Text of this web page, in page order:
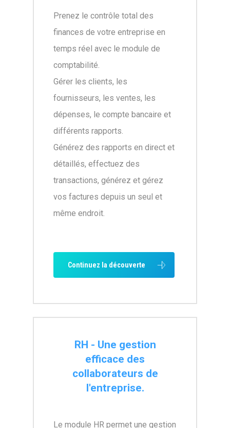
Prenez le contrôle total des
finances de votre entreprise en
temps réel avec le module de
comptabilité.
Gérer les clients, les
fournisseurs, les ventes, les
dépenses, le compte bancaire et
différents rapports.
Générez des rapports en direct et
détaillés, effectuez des
transactions, générez et gérez
vos factures depuis un seul et
même endroit.
Continuez la découverte
RH - Une gestion
efficace des
collaborateurs de
l'entreprise.
Le module HR permet une gestion